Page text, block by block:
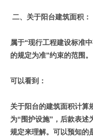
二、关于阳台建筑面积：
属于“现行工程建设标准
的规定为准”约束的范围。
可以看到：
关于阳台的建筑面积计算
为“围护设施”，后款表述
规定来理解。可以预知的